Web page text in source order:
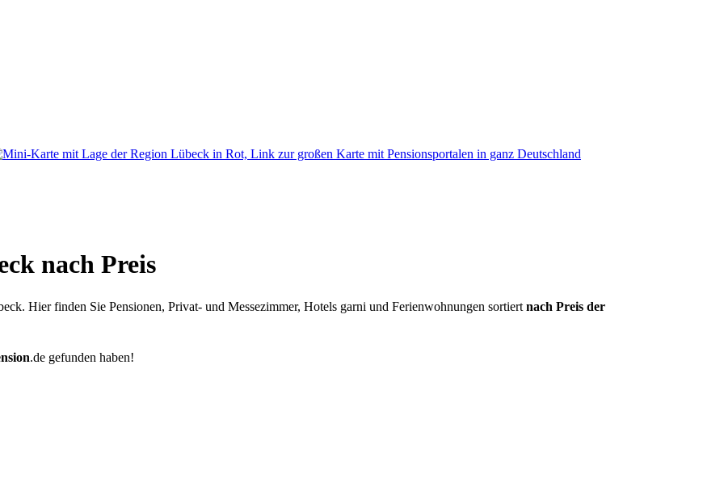
nach Preis
Hier finden Sie Pensionen, Privat- und Messezimmer, Hotels garni und Ferienwohnungen sortiert nach Preis der
.de gefunden haben!